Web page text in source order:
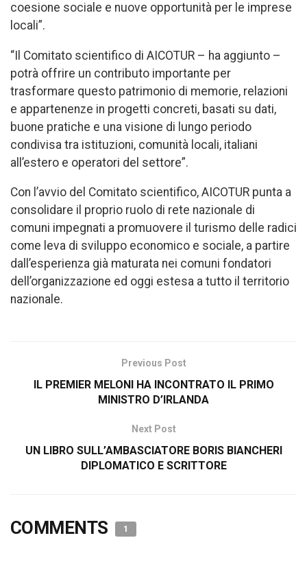
coesione sociale e nuove opportunità per le imprese
locali”.
“Il Comitato scientifico di AICOTUR – ha aggiunto –
potrà offrire un contributo importante per
trasformare questo patrimonio di memorie, relazioni
e appartenenze in progetti concreti, basati su dati,
buone pratiche e una visione di lungo periodo
condivisa tra istituzioni, comunità locali, italiani
all’estero e operatori del settore”.
Con l’avvio del Comitato scientifico, AICOTUR punta a
consolidare il proprio ruolo di rete nazionale di
comuni impegnati a promuovere il turismo delle radici
come leva di sviluppo economico e sociale, a partire
dall’esperienza già maturata nei comuni fondatori
dell’organizzazione ed oggi estesa a tutto il territorio
nazionale.
Previous Post
IL PREMIER MELONI HA INCONTRATO IL PRIMO
MINISTRO D’IRLANDA
Next Post
UN LIBRO SULL’AMBASCIATORE BORIS BIANCHERI
DIPLOMATICO E SCRITTORE
COMMENTS 1